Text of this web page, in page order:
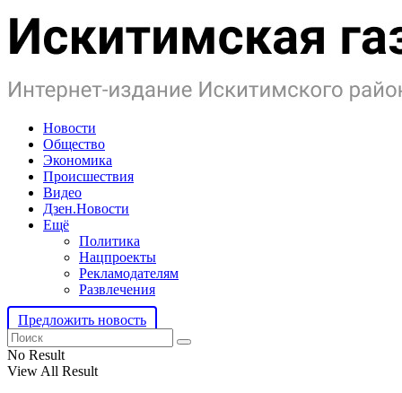
Новости
Общество
Экономика
Происшествия
Видео
Дзен.Новости
Ещё
Политика
Нацпроекты
Рекламодателям
Развлечения
Предложить новость
No Result
View All Result